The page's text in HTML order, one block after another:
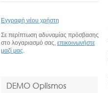
Εγγραφή νέου χρήστη
Σε περίπτωση αδυναμίας πρόσβασης
στο λογαριασμό σας, επικοινωνήστε
μαζί μας.